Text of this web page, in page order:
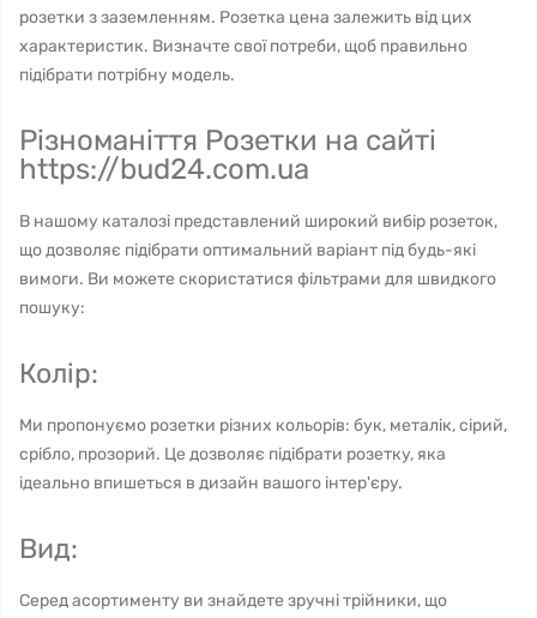
розетки з заземленням. Розетка цена залежить від цих
характеристик. Визначте свої потреби, щоб правильно
підібрати потрібну модель.
Різноманіття Розетки на сайті
https://bud24.com.ua
В нашому каталозі представлений широкий вибір розеток,
що дозволяє підібрати оптимальний варіант під будь-які
вимоги. Ви можете скористатися фільтрами для швидкого
пошуку:
Колір:
Ми пропонуємо розетки різних кольорів: бук, металік, сірий,
срібло, прозорий. Це дозволяє підібрати розетку, яка
ідеально впишеться в дизайн вашого інтер'єру.
Вид:
Серед асортименту ви знайдете зручні трійники, що